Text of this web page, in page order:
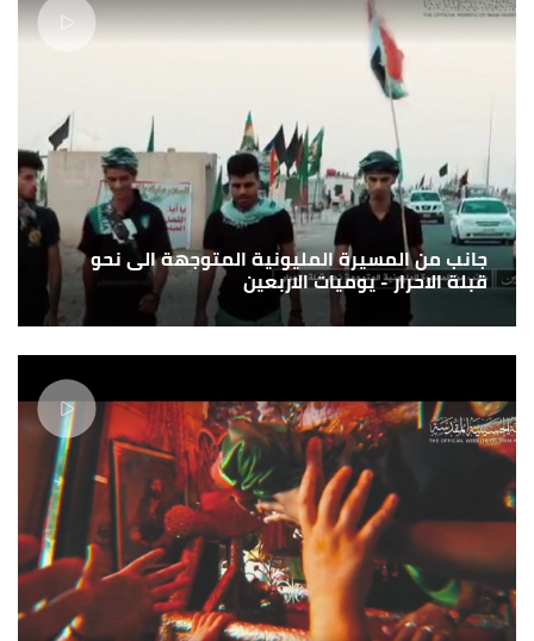
جانب من المسيرة المليونية المتوجهة الى نحو
قبلة الاحرار - يوميات الاربعين